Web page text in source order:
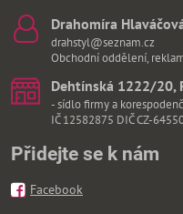
Drahomíra
drahstyl@seznam.cz
Obchodní oddělení,
Dehtínská 1222/20,
- sídlo firmy a
IČ 12582875 DIČ CZ-
Přidejte se k nám
Facebook